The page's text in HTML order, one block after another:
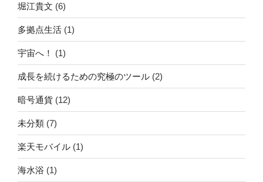
堀江貴文 (6)
多拠点生活 (1)
宇宙へ！ (1)
成長を続けるための究極のツール (2)
暗号通貨 (12)
未分類 (7)
楽天モバイル (1)
海水浴 (1)